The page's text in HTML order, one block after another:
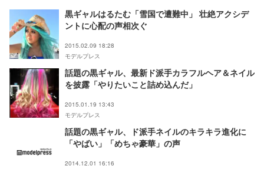
黒ギャルはるたむ「雪国で遭難中」 壮絶アクシデ
ントに心配の声相次ぐ
2015.02.09 18:28
モデルプレス
話題の黒ギャル、最新ド派手カラフルヘア＆ネイル
を披露「やりたいこと詰め込んだ」
2015.01.19 13:43
モデルプレス
話題の黒ギャル、ド派手ネイルのキラキラ進化に
「やばい」「めちゃ豪華」の声
2014.12.01 16:16